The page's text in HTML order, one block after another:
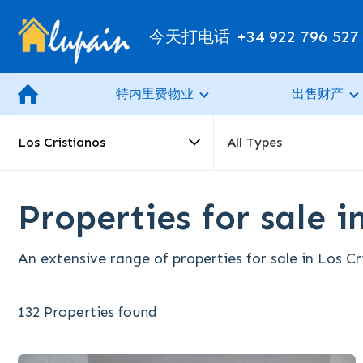
今天打电话 +34 922 796 527
特内里费物业 出售财产
Los Cristianos All Types
Properties for sale
An extensive range of properties for sale in Los
132 Properties found